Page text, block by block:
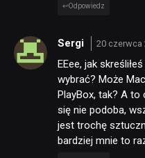
Odpowiedz
Sergi 20 czerwca
EEee, jak
wybrać? Może
PlayBox, tak? A to
się nie podoba,
jest trochę
bardziej mnie to